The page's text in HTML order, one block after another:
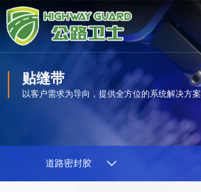
贴缝带
以客户需求为导向，提供全方位的系统解决方案
道路密封胶